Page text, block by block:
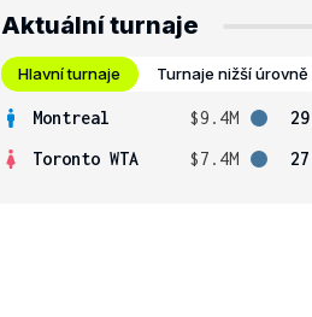
Aktuální turnaje
Hlavní turnaje Turnaje nižší úrovně
Montreal $9.4M
29
Toronto WTA
$7.4M 27